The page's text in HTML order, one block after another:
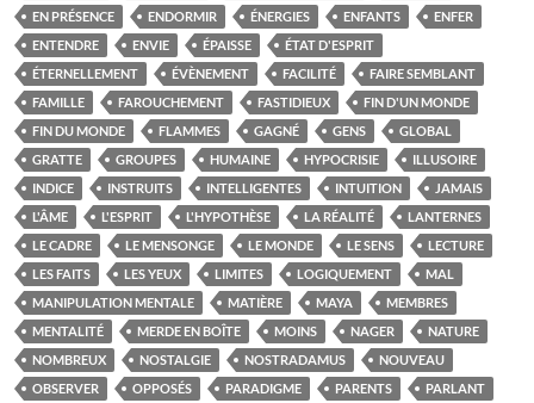
EN PRÉSENCE
ENDORMIR ÉNERGIES ENFANTS
ENFER
ENTENDRE
ENVIE ÉPAISSE
ÉTAT D'ESPRIT
ÉTERNELLEMENT
ÉVÈNEMENT FACILITÉ
FAIRE SEMBLANT
FAMILLE
FAROUCHEMENT FASTIDIEUX
FIN D'UN MONDE
FIN DU MONDE
FLAMMES GAGNÉ GENS
GLOBAL
GRATTE
GROUPES HUMAINE HYPOCRISIE
ILLUSOIRE
INDICE
INSTRUITS INTELLIGENTES INTUITION
JAMAIS
L'ÂME
L'ESPRIT L'HYPOTHÈSE LA RÉALITÉ
LANTERNES
LE CADRE
LE MENSONGE LE MONDE LE SENS
LECTURE
LES FAITS
LES YEUX LIMITES LOGIQUEMENT
MAL
MANIPULATION MENTALE
MATIÈRE MAYA
MEMBRES
MENTALITÉ
MERDE EN BOÎTE MOINS NAGER
NATURE
NOMBREUX
NOSTALGIE NOSTRADAMUS
NOUVEAU
OBSERVER
OPPOSÉS PARADIGME PARENTS
PARLANT